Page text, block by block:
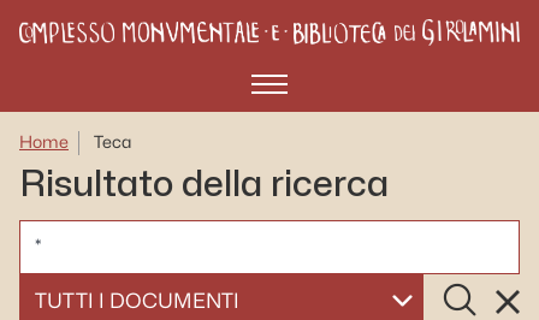
Menù
Home Teca
Risultato della ricerca
SELEZIONA UN DOCUMENTO
Cerca